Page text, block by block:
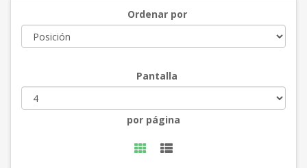
Ordenar por
Pantalla
por página